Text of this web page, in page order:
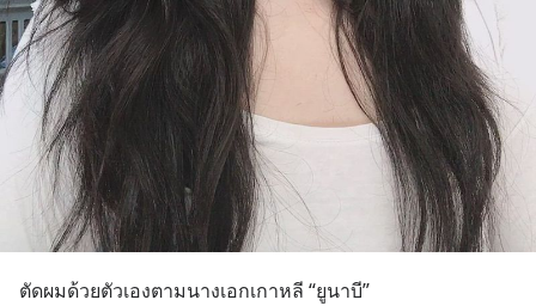
ตัดผมด้วยตัวเองตามนางเอกเกาหลี “ยูนาบี”